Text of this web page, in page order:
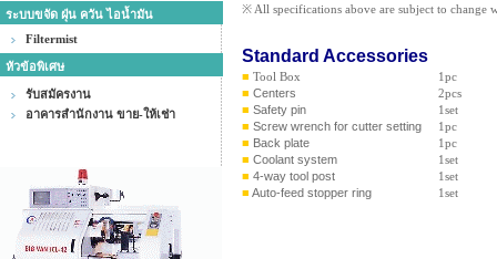
ระบบขจัด ฝุ่น ควัน ไอน้ำมัน
Filtermist
หัวข้อพิเศษ
รับสมัครงาน
อาคารสำนักงาน ขาย-ให้เช่า
※ All specifications above are subject to change
Standard Accessories
■ Tool Box
1pc
■ Centers
2pcs
■ Safety pin
1set
■ Screw wrench for cutter setting
1pc
■ Back plate
1pc
■ Coolant system
1set
■ 4-way tool post
1set
■ Auto-feed stopper ring 1set